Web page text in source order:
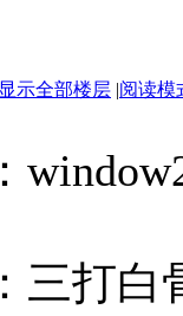
显示全部楼层 |阅读模
三打白